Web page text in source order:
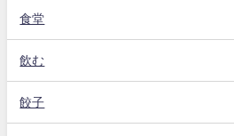
食堂
飲む
餃子